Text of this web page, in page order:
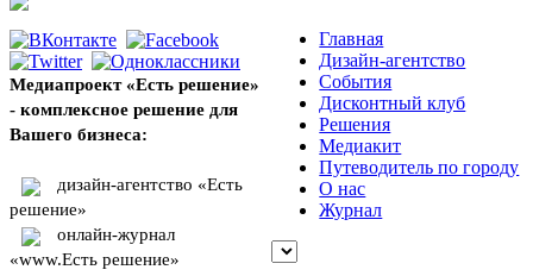
Медиапроект «Есть решение»
- комплексное решение для
Вашего бизнеса:
дизайн-агентство «Есть
решение»
онлайн-журнал
«www.Есть решение»
Главная
Дизайн-агентство
События
Дисконтный клуб
Решения
Медиакит
Путеводитель по городу
О нас
Журнал